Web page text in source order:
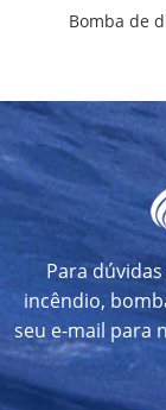
Para
incêndio,
seu e-mail para